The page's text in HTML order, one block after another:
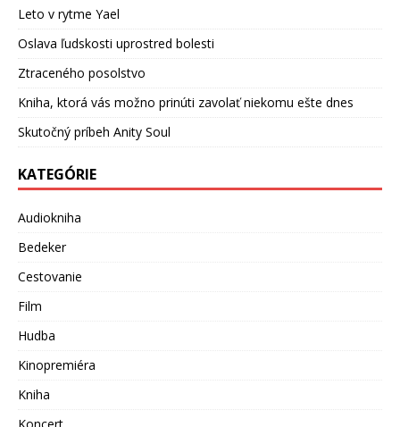
Leto v rytme Yael
Oslava ľudskosti uprostred bolesti
Ztraceného posolstvo
Kniha, ktorá vás možno prinúti zavolať niekomu ešte dnes
Skutočný príbeh Anity Soul
KATEGÓRIE
Audiokniha
Bedeker
Cestovanie
Film
Hudba
Kinopremiéra
Kniha
Koncert